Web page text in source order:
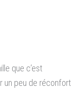
que c’est
un peu de réconfort